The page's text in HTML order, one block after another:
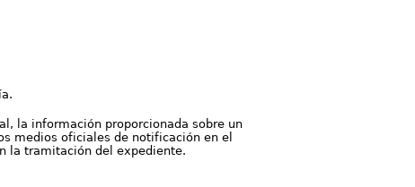
la información proporcionada sobre un
medios oficiales de notificación en el
la tramitación del expediente.